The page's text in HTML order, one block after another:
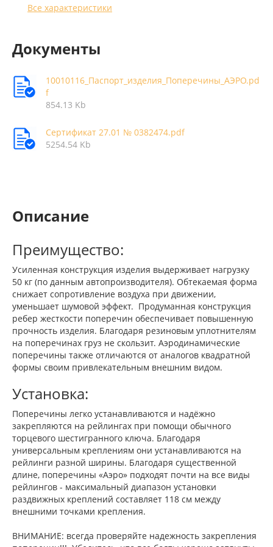
Все характеристики
Документы
10010116_Паспорт_изделия_Поперечины_АЭРО.pd
f
854.13 Kb
Сертификат 27.01 № 0382474.pdf
5254.54 Kb
Описание
Преимущество:
Усиленная конструкция изделия выдерживает нагрузку
50 кг (по данным автопроизводителя). Обтекаемая форма
снижает сопротивление воздуха при движении,
уменьшает шумовой эффект. Продуманная конструкция
ребер жесткости поперечин обеспечивает повышенную
прочность изделия. Благодаря резиновым уплотнителям
на поперечинах груз не скользит. Аэродинамические
поперечины также отличаются от аналогов квадратной
формы своим привлекательным внешним видом.
Установка:
Поперечины легко устанавливаются и надёжно
закрепляются на рейлингах при помощи обычного
торцевого шестигранного ключа. Благодаря
универсальным креплениям они устанавливаются на
рейлинги разной ширины. Благодаря существенной
длине, поперечины «Аэро» подходят почти на все виды
рейлингов - максимальный диапазон установки
раздвижных креплений составляет 118 см между
внешними точками крепления.
ВНИМАНИЕ: всегда проверяйте надежность закрепления